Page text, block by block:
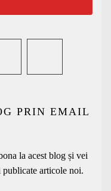
PRIN EMAIL
la acest blog și vei
articole noi.